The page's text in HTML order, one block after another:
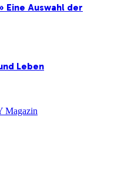
Eine Auswahl der
Leben